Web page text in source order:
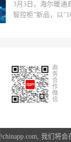
3月3日，海尔暖通
智控柜”新品，以
式，让暖通人轻松
级简单快捷、安全
验。
商
务
合
作
微
信
我们将会